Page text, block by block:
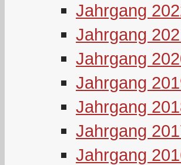
Jahrgang
Jahrgang
Jahrgang
Jahrgang
Jahrgang
Jahrgang
Jahrgang